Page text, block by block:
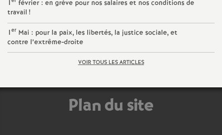
r
é
1
février : en grève pour nos salaires et nos conditions de
travail !
1er Mai : pour la paix, les libertés, la justice sociale, et
contre l’extrême-droite
VOIR TOUS LES ARTICLES
Plan du site